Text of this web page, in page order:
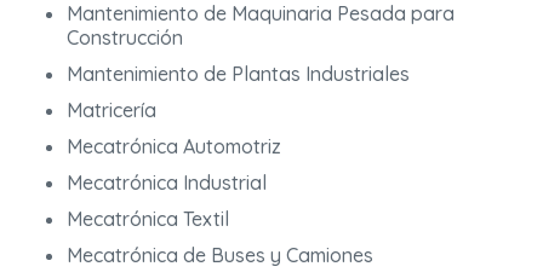
Mantenimiento de Maquinaria Pesada para
Construcción
Mantenimiento de Plantas Industriales
Matricería
Mecatrónica Automotriz
Mecatrónica Industrial
Mecatrónica Textil
Mecatrónica de Buses y Camiones